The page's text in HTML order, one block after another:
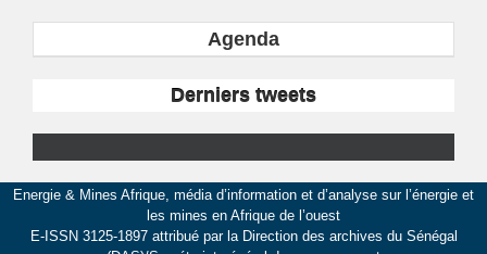
Agenda
Derniers tweets
Energie & Mines Afrique, média d’information et d’analyse sur l’énergie et
les mines en Afrique de l’ouest
E-ISSN 3125-1897 attribué par la Direction des archives du Sénégal